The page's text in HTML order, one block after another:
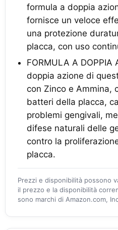
formula a doppia
fornisce un veloce
una protezione
placca, con uso
FORMULA A DOPPIA
doppia azione di
con Zinco e Ammina,
batteri della placca,
problemi gengivali,
difese naturali delle
contro la
placca.
Prezzi e disponibilità possono
il prezzo e la disponibilità
sono marchi di Amazon.com,